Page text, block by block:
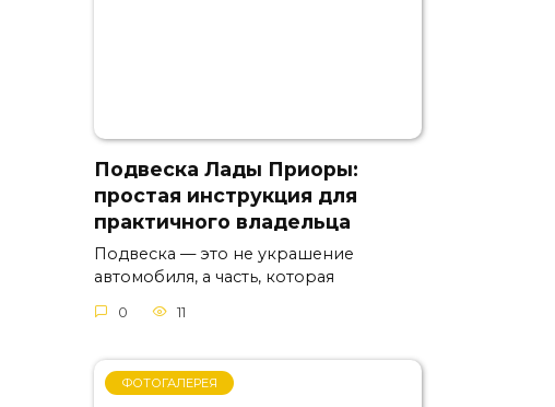
Подвеска Лады Приоры:
простая инструкция для
практичного владельца
Подвеска — это не украшение
автомобиля, а часть, которая
0 11
ФОТОГАЛЕРЕЯ